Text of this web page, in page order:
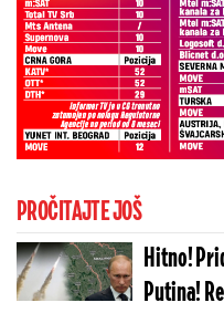
PROČITAJTE JOŠ
Hitno!
Putina!